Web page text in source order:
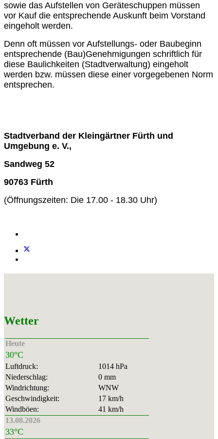
sowie das Aufstellen von Geräteschuppen müssen
vor Kauf die entsprechende Auskunft beim Vorstand
eingeholt werden.
Denn oft müssen vor Aufstellungs- oder Baubeginn
entsprechende (Bau)Genehmigungen schriftlich für
diese Baulichkeiten (Stadtverwaltung) eingeholt
werden bzw. müssen diese einer vorgegebenen Norm
entsprechen.
Stadtverband der Kleingärtner Fürth und
Umgebung e. V.,
Sandweg 52
90763 Fürth
(Öffnungszeiten: Die 17.00 - 18.30 Uhr)
Wetter
Heute
30°C
Luftdruck:
1014 hPa
Niederschlag:
0 mm
Windrichtung:
WNW
Geschwindigkeit:
17 km/h
Windböen:
41 km/h
13.08.2026
33°C